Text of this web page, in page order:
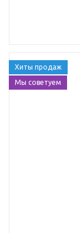
Хиты продаж
Мы советуем